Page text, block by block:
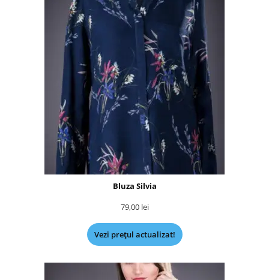
Bluza Silvia
79,00 lei
Vezi prețul actualizat!